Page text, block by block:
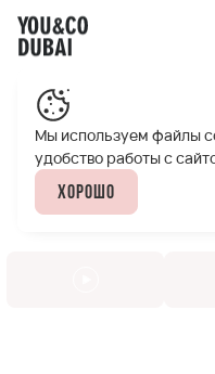
Мы используем файлы
удобство работы с
Хорошо